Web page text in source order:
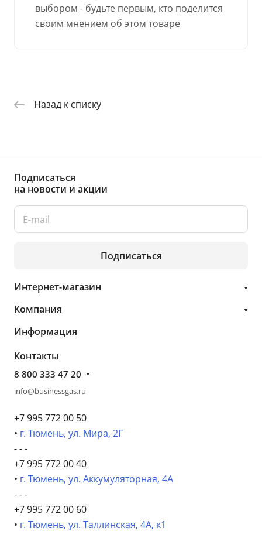
выбором - будьте первым, кто поделится
своим мнением об этом товаре
Назад к списку
Подписаться
на новости и акции
Подписаться
Интернет-магазин
Компания
Информация
Контакты
8 800 333 47 20
info@businessgas.ru
+7 995 772 00 50
• г. Тюмень, ул. Мира, 2Г
- - -
+7 995 772 00 40
• г. Тюмень, ул. Аккумуляторная, 4А
- - -
+7 995 772 00 60
• г. Тюмень, ул. Таллинская, 4А, к1